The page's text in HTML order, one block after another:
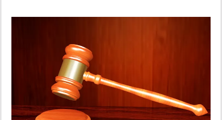
INSÓLITAS